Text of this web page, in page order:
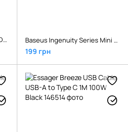
Baseus Cafule Series Metal Data Cable Type-C to Type-C 100W 1m Black Baseus Ingenuity Series Mini OTG Adaptor Type-C to USB-A 3.1 Blue
199 грн